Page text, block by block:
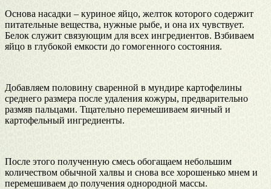
Основа насадки – куриное яйцо, желток которого содержит
питательные вещества, нужные рыбе, и она их чувствует.
Белок служит связующим для всех ингредиентов. Взбиваем
яйцо в глубокой емкости до гомогенного состояния.
Добавляем половину сваренной в мундире картофелины
среднего размера после удаления кожуры, предварительно
размяв пальцами. Тщательно перемешиваем яичный и
картофельный ингредиенты.
После этого полученную смесь обогащаем небольшим
количеством обычной халвы и снова все хорошенько мнем и
перемешиваем до получения однородной массы.